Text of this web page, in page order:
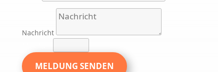
Nachricht
MELDUNG SENDEN